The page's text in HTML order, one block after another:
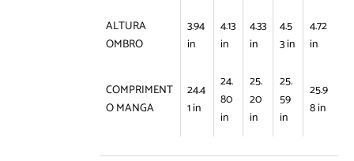
ALTURA
OMBRO
3.94
in
4.13
in
4.33
in
4.5
3 in
4.72
in
COMPRIMENT
O MANGA
24.4
1 in
24.
80
in
25.
20
in
25.
59
in
25.9
8 in